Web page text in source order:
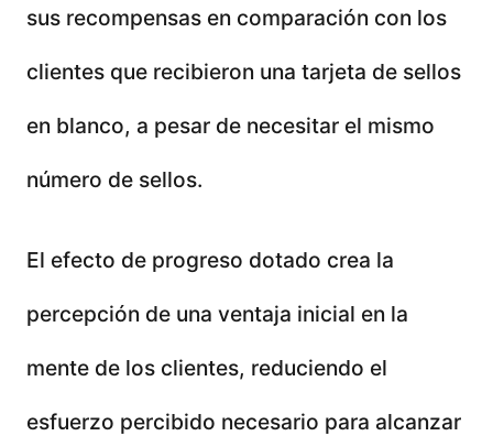
sus recompensas en comparación con los
clientes que recibieron una tarjeta de sellos
en blanco, a pesar de necesitar el mismo
número de sellos.
El efecto de progreso dotado crea la
percepción de una ventaja inicial en la
mente de los clientes, reduciendo el
esfuerzo percibido necesario para alcanzar